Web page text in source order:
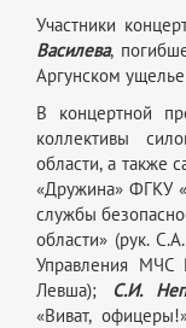
Участники
Василева,
Аргунском
В концертной
коллективы
области, а также
«Дружина» ФГКУ
службы
области» (рук.
Управления МЧС
Левша);
С.И.
«Виват,